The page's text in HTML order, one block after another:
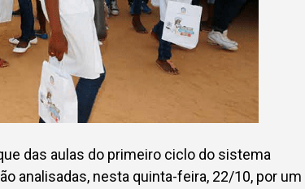
das aulas do primeiro ciclo do sistema
analisadas, nesta quinta-feira, 22/10, por um